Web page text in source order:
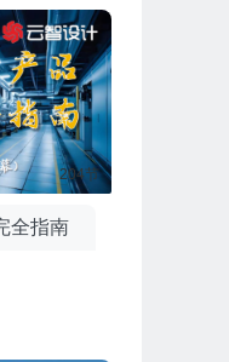
204节
全指南